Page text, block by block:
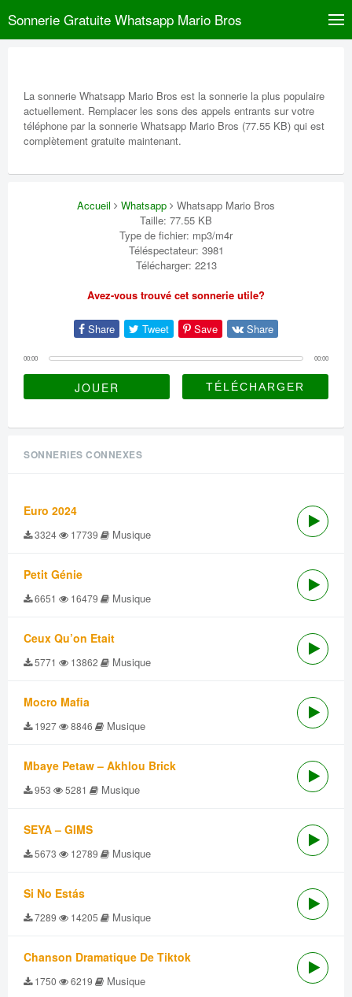
Sonnerie Gratuite Whatsapp Mario Bros
La sonnerie Whatsapp Mario Bros est la sonnerie la plus populaire
actuellement. Remplacer les sons des appels entrants sur votre
téléphone par la sonnerie Whatsapp Mario Bros (77.55 KB) qui est
complètement gratuite maintenant.
Accueil Whatsapp
Whatsapp Mario Bros
Taille: 77.55 KB
Type de fichier: mp3/m4r
Téléspectateur: 3981
Télécharger: 2213
Avez-vous trouvé cet sonnerie utile?
Share Tweet Save Share
00:00 00:00
JOUER
SONNERIES CONNEXES
Euro 2024
3324 17739 Musique
Petit Génie
6651 16479 Musique
Ceux Qu’on Etait
5771 13862 Musique
Mocro Mafia
1927 8846 Musique
Mbaye Petaw – Akhlou Brick
953 5281 Musique
SEYA – GIMS
5673 12789 Musique
Si No Estás
7289 14205 Musique
Chanson Dramatique De Tiktok
1750 6219 Musique